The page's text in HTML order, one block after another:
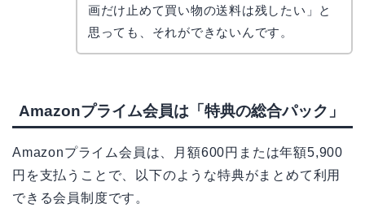
画だけ止めて買い物の送料は残したい」と
思っても、それができないんです。
Amazonプライム会員は「特典の総合パック」
Amazonプライム会員は、月額600円または年額5,900
円を支払うことで、以下のような特典がまとめて利用
できる会員制度です。